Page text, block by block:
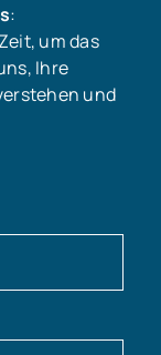
:
um das
Ihre
und